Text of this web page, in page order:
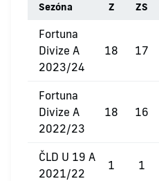
Sezóna Z ZS
Fortuna
Divize A
2023/24
18 17
Fortuna
Divize A
2022/23
18 16
ČLD U 19 A
2021/22
1 1